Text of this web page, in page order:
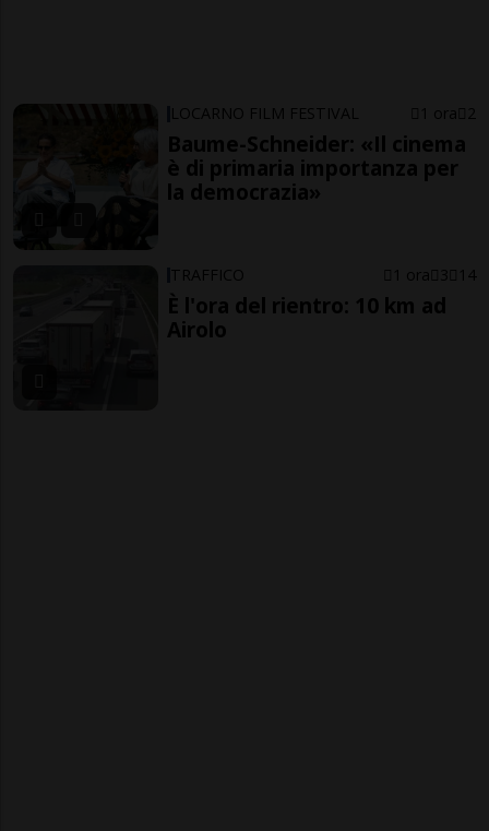
LOCARNO FILM FESTIVAL 1 ora 2
Baume-Schneider: «Il cinema
è di primaria importanza per
la democrazia»
TRAFFICO 1 ora 3 14
È l'ora del rientro: 10 km ad
Airolo